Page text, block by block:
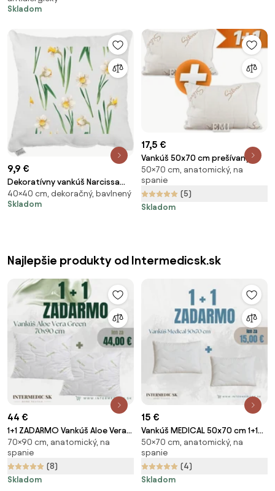
Skladom
9,9 €
Dekoratívny vankúš Narcissa
40x40 cm EMI
40×40 cm, dekoračný, bavlnený
Skladom
17,5 €
Vankúš 50x70 cm prešívaný
antialergický Silver EMI 1+1
ZADARMA
50×70 cm, anatomický, na
spanie
(5)
Skladom
Najlepšie produkty od Intermedicsk.sk
44 €
1+1 ZADARMO Vankúš Aloe Vera
Green 70x90 cm –
hypoalergénny (2 ks)
70×90 cm, anatomický, na
spanie
(8)
Skladom
15 €
Vankúš MEDICAL 50x70 cm 1+1
zadarmo – antialergický so
zipsom
50×70 cm, anatomický, na
spanie
(4)
Skladom